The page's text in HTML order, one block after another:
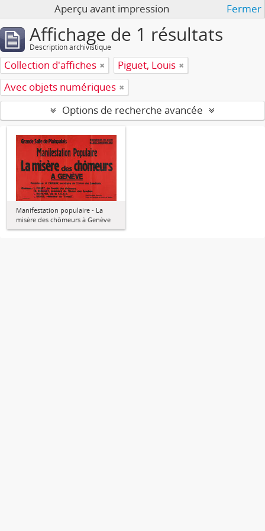
Aperçu avant impression Fermer
Affichage de 1 résultats
Description archivistique
Collection d'affiches
Piguet, Louis
Avec objets numériques
Options de recherche avancée
Manifestation populaire - La
misère des chômeurs à Genève